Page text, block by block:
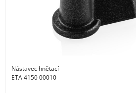
Nástavec hnětací
ETA 4150 00010